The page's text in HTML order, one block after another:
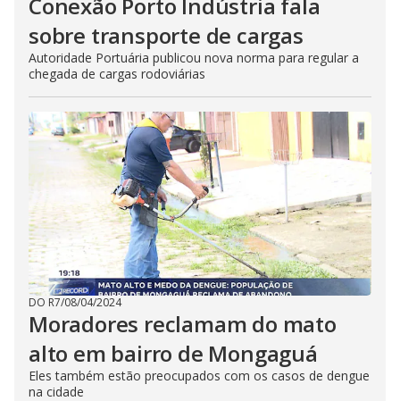
sobre transporte de cargas
Autoridade Portuária publicou nova norma para regular a
chegada de cargas rodoviárias
DO R7/08/04/2024
Moradores reclamam do mato
alto em bairro de Mongaguá
Eles também estão preocupados com os casos de dengue
na cidade